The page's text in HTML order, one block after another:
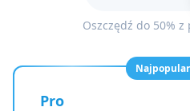
Oszczędź do 50%
Pro